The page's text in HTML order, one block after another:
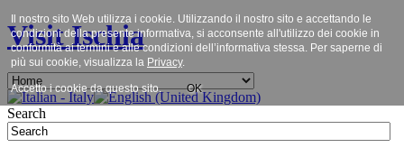
Visit Ischia
Search
Il nostro sito Web utilizza i cookie. Utilizzando il nostro sito e accettando le
condizioni della presente informativa, si acconsente all'utilizzo dei cookie in
conformità ai termini e alle condizioni dell’informativa stessa. Per saperne di
più sui cookie, visualizza la Privacy.
Accetto i cookie da questo sito. OK